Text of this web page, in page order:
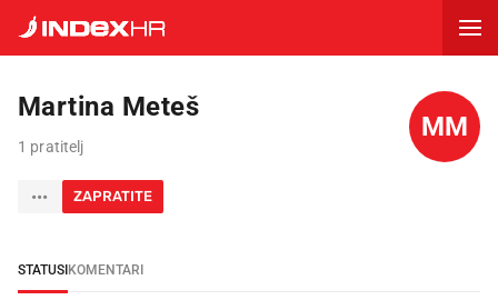
Martina Meteš
1 pratitelj
ZAPRATITE
MM
STATUSI KOMENTARI